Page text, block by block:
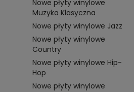
Nowe płyty winylowe
Muzyka Klasyczna
Nowe płyty winylowe Jazz
Nowe płyty winylowe
Country
Nowe płyty winylowe Hip-
Hop
Nowe płyty winylowe